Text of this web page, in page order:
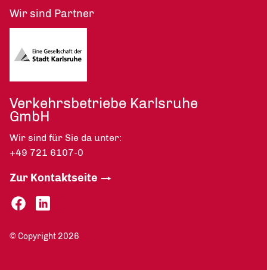
Wir sind Partner
Verkehrsbetriebe Karlsruhe
GmbH
Wir sind für Sie da unter:
+49 721 6107-0
Zur Kontaktseite
© Copyright 2026